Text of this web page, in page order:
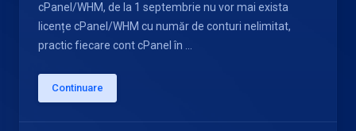
cPanel/WHM, de la 1 septembrie nu vor mai exista
licențe cPanel/WHM cu număr de conturi nelimitat,
practic fiecare cont cPanel în ...
Continuare